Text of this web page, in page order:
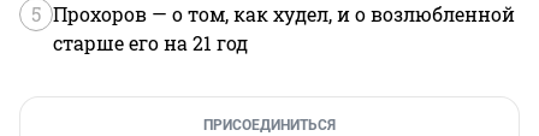
5 Прохоров — о том, как худел, и о возлюбленной
старше его на 21 год
ПРИСОЕДИНИТЬСЯ